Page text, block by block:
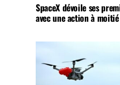
SpaceX dévoile ses
avec une action à